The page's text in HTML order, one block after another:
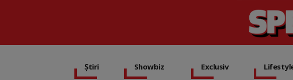
Știri Showbiz Exclusiv